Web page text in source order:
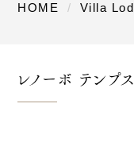
HOME Villa
レノーボ テンプ